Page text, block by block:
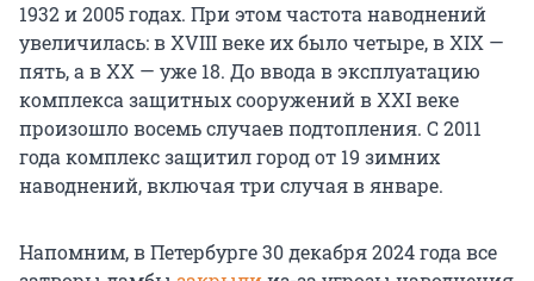
1932 и 2005 годах. При этом частота наводнений
увеличилась: в XVIII веке их было четыре, в XIX —
пять, а в XX — уже 18. До ввода в эксплуатацию
комплекса защитных сооружений в XXI веке
произошло восемь случаев подтопления. С 2011
года комплекс защитил город от 19 зимних
наводнений, включая три случая в январе.
Напомним, в Петербурге 30 декабря 2024 года все